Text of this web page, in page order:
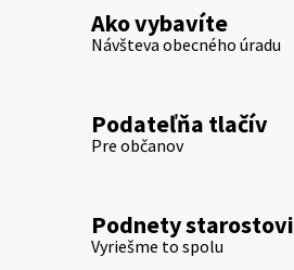
Ako vybavíte
Návšteva obecného úradu
Podateľňa tlačív
Pre občanov
Podnety starostovi
Vyriešme to spolu